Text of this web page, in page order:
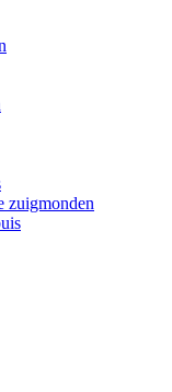
zuigmonden